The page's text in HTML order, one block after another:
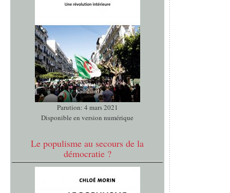
Parution: 4 mars 2021
Disponible en version numérique
Le populisme au secours de la
démocratie ?